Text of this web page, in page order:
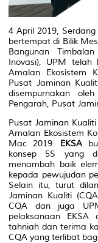
4 April 2019,
bertempat di Bilik
Bangunan
Inovasi), UPM telah
Amalan Ekosistem
Pusat Jaminan
disempurnakan
Pengarah, Pusat
Pusat Jaminan
Amalan Ekosistem
Mac 2019. EKSA
konsep 5S yang
menambah baik
kepada pewujudan
Selain itu, turut
Jaminan Kualiti
CQA dan juga
pelaksanaan
tahniah dan terima
CQA yang terlibat